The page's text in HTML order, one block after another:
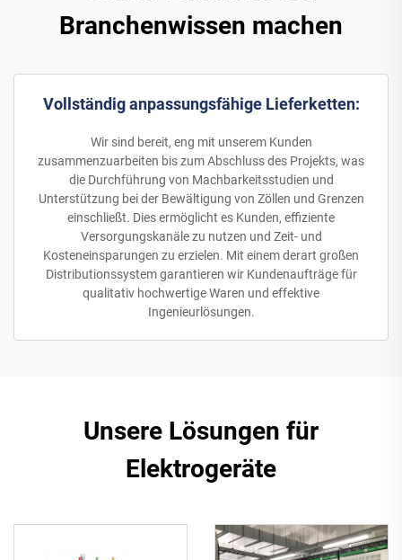
Branchenwissen machen
Vollständig anpassungsfähige Lieferketten:
Wir sind bereit, eng mit unserem Kunden
zusammenzuarbeiten bis zum Abschluss des Projekts, was
die Durchführung von Machbarkeitsstudien und
Unterstützung bei der Bewältigung von Zöllen und Grenzen
einschließt. Dies ermöglicht es Kunden, effiziente
Versorgungskanäle zu nutzen und Zeit- und
Kosteneinsparungen zu erzielen. Mit einem derart großen
Distributionssystem garantieren wir Kundenaufträge für
qualitativ hochwertige Waren und effektive
Ingenieurlösungen.
Unsere Lösungen für
Elektrogeräte